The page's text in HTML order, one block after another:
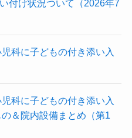
付け状況ついて（2026年7
科に子どもの付き添い入
科に子どもの付き添い入
＆院内設備まとめ（第1